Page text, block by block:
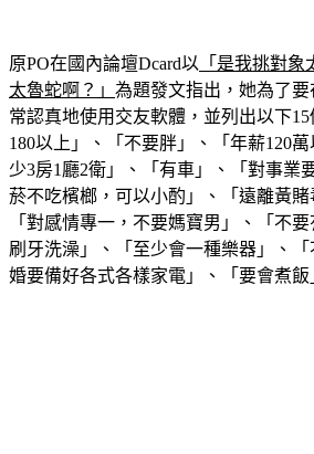
原PO在國內論壇Dcard以 「是我挑對
太魯蛇啊？」 為題發文指出，她為了
常認真地使用交友軟體，並列出以下
180以上」、「不要胖」、「年薪120
少3房1廳2衛」、「有車」、「對事業
菸不吃檳榔，可以小酌」、「遠離黃賭
「對感情專一，不要媽寶男」、「不
刷牙洗澡」、「至少會一種樂器」、
婚要備好各式各樣家電」、「要會煮飯